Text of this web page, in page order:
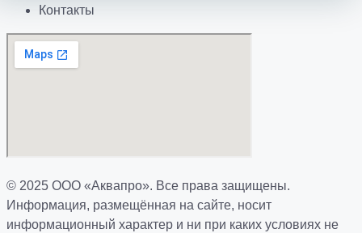
Контакты
© 2025 ООО «Аквапро». Все права защищены.
Информация, размещённая на сайте, носит
информационный характер и ни при каких условиях не